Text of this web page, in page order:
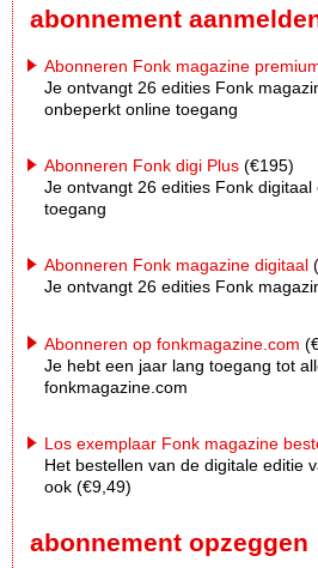
abonnement
Abonneren Fonk magazine
Je ontvangt 26 edities Fonk
onbeperkt online toegang
Abonneren Fonk digi Plus (€195)
Je ontvangt 26 edities Fonk
toegang
Abonneren Fonk magazine digitaal
Je ontvangt 26 edities Fonk
Abonneren op fonkmagazine.com
Je hebt een jaar lang toegang tot
fonkmagazine.com
Los exemplaar Fonk magazine
Het bestellen van de digitale editie
ook (€9,49)
abonnement opzeggen